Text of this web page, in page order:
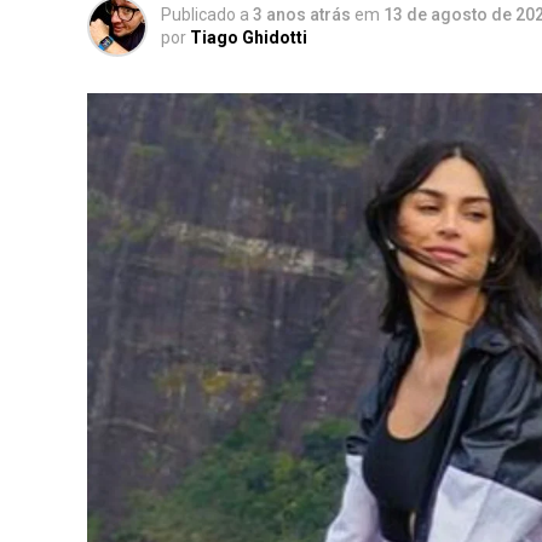
Publicado a 3 anos atrás em 13 de agosto de
por Tiago Ghidotti